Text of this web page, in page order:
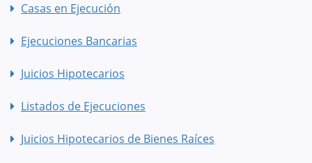
Casas en Ejecución
Ejecuciones Bancarias
Juicios Hipotecarios
Listados de Ejecuciones
Juicios Hipotecarios de Bienes Raíces